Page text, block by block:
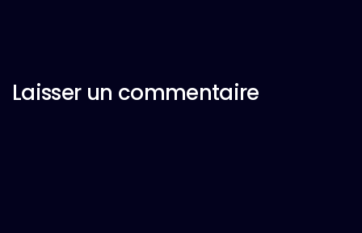
Laisser un commentaire